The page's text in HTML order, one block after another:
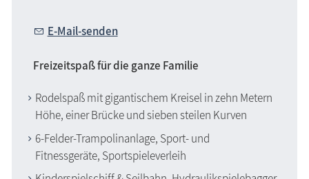
E-Mail-senden
Freizeitspaß für die ganze Familie
Rodelspaß mit gigantischem Kreisel in zehn Metern
Höhe, einer Brücke und sieben steilen Kurven
6-Felder-Trampolinanlage, Sport- und
Fitnessgeräte, Sportspieleverleih